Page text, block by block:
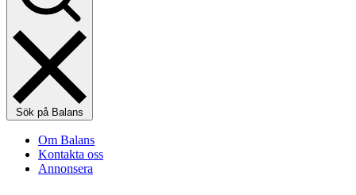
Sök på Balans
Om Balans
Kontakta oss
Annonsera